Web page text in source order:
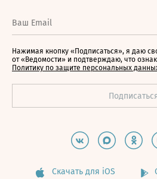
Нажимая кнопку «Подписаться», я даю
от «Ведомости» и подтверждаю, что
Политику по защите персональных
Скачать для iOS